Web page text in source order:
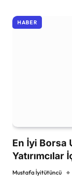
HABER
En İyi Borsa
Yatırımcılar
Mustafa İyitütüncü